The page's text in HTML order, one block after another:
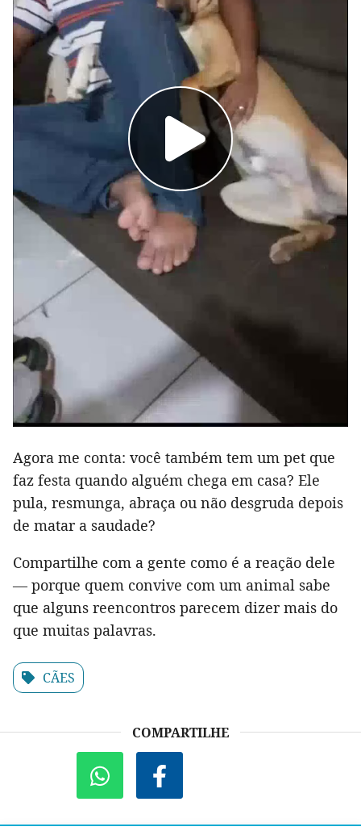
Agora me conta: você também tem um pet que
faz festa quando alguém chega em casa? Ele
pula, resmunga, abraça ou não desgruda depois
de matar a saudade?
Compartilhe com a gente como é a reação dele
— porque quem convive com um animal sabe
que alguns reencontros parecem dizer mais do
que muitas palavras.
CÃES
COMPARTILHE